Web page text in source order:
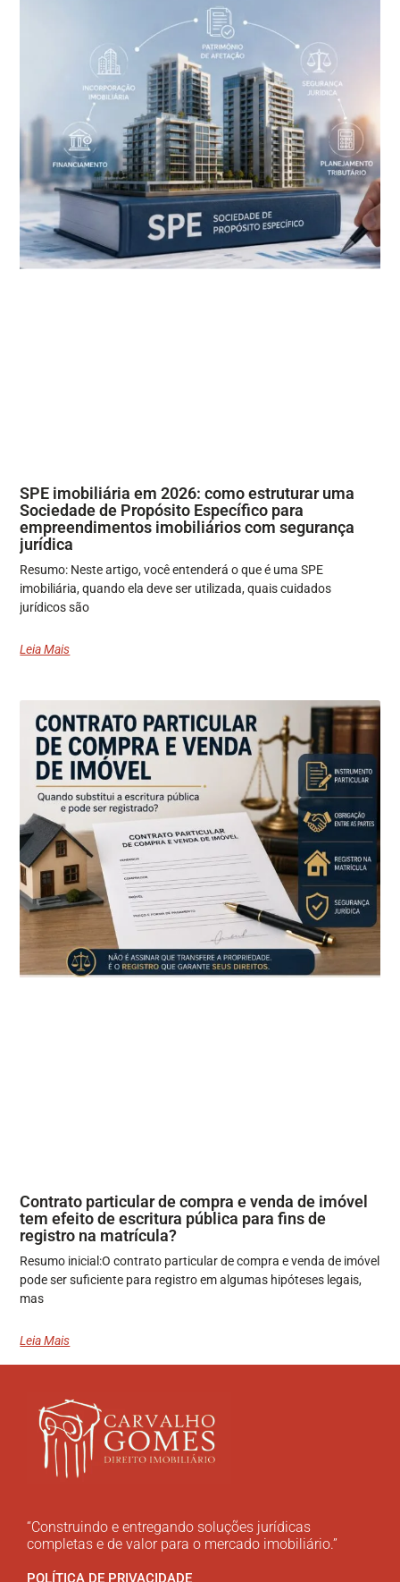
SPE imobiliária em 2026: como estruturar uma
Sociedade de Propósito Específico para
empreendimentos imobiliários com segurança
jurídica
Resumo: Neste artigo, você entenderá o que é uma SPE
imobiliária, quando ela deve ser utilizada, quais cuidados
jurídicos são
Leia Mais
Contrato particular de compra e venda de imóvel
tem efeito de escritura pública para fins de
registro na matrícula?
Resumo inicial:O contrato particular de compra e venda de imóvel
pode ser suficiente para registro em algumas hipóteses legais,
mas
Leia Mais
“Construindo e entregando soluções jurídicas
completas e de valor para o mercado imobiliário.”
POLÍTICA DE PRIVACIDADE